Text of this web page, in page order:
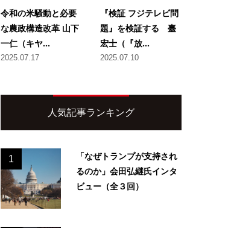
令和の米騒動と必要
な農政構造改革 山下
一仁（キヤ...
2025.07.17
『検証 フジテレビ問
題』を検証する 臺
宏士（『放...
2025.07.10
人気記事ランキング
1
「なぜトランプが支持され
るのか」会田弘継氏インタ
ビュー（全３回）